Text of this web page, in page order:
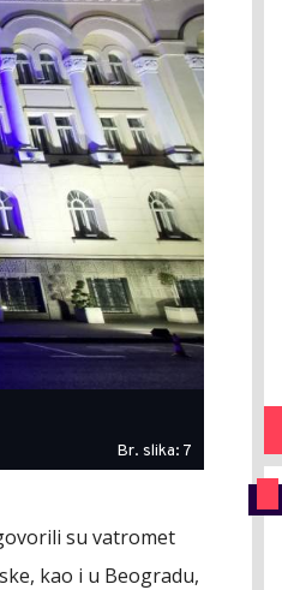
Br. slika: 7
su vatromet
kao i u Beogradu,